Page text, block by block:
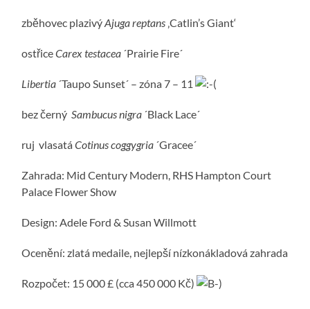
zběhovec plazivýAjugareptans ‚Catlin’s Giant‘
ostřiceCarextestacea ´Prairie Fire´
Libertia ´Taupo Sunset´ – zóna 7 – 11
bez černýSambucus nigra ´Black Lace´
ruj vlasatáCotinus coggygria ´Gracee´
Zahrada: Mid Century Modern, RHS Hampton Court
Palace Flower Show
Design: Adele Ford & Susan Willmott
Ocenění: zlatá medaile, nejlepší nízkonákladová zahrada
Rozpočet: 15 000 £ (cca 450 000 Kč)